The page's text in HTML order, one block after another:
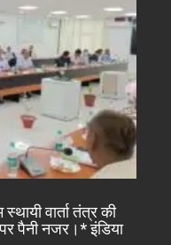
वार्ता तंत्र की
पैनी नजर।* इंडिया